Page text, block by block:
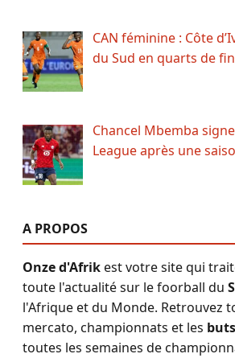
CAN féminine : Côte
du Sud en quarts de
Chancel Mbemba
League après une
A PROPOS
Onze d'Afrikest votre site qui
toute l'actualité sur le foorball du
l'Afrique et du Monde. Retrouvez
mercato, championnats et les
toutes les semaines de